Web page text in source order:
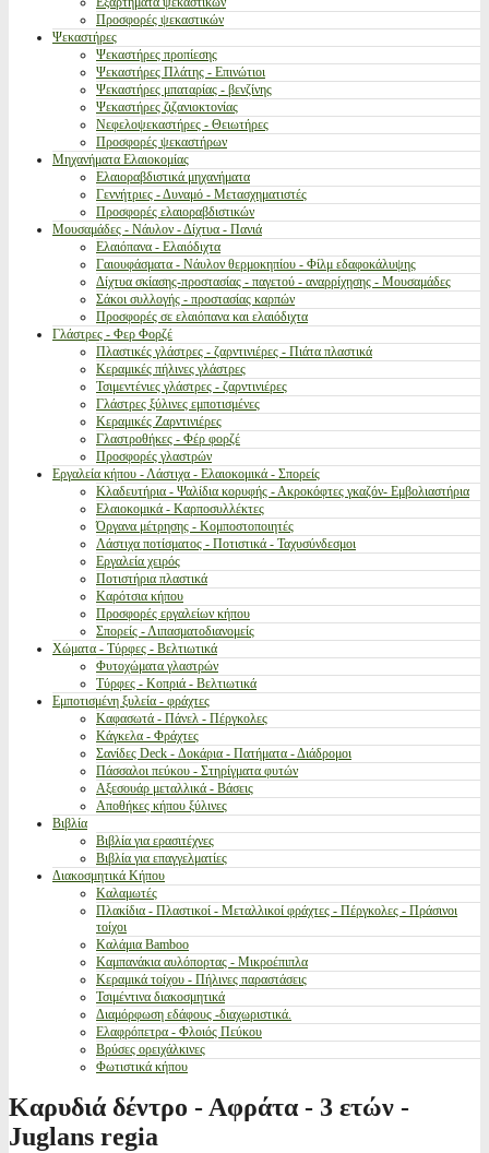
Προσφορές ψεκαστικών
Ψεκαστήρες
Ψεκαστήρες προπίεσης
Ψεκαστήρες Πλάτης - Επινώτιοι
Ψεκαστήρες μπαταρίας - βενζίνης
Ψεκαστήρες ζιζανιοκτονίας
Νεφελοψεκαστήρες - Θειωτήρες
Προσφορές ψεκαστήρων
Μηχανήματα Ελαιοκομίας
Ελαιοραβδιστικά μηχανήματα
Γεννήτριες - Δυναμό - Μετασχηματιστές
Προσφορές ελαιοραβδιστικών
Μουσαμάδες - Νάυλον - Δίχτυα - Πανιά
Ελαιόπανα - Ελαιόδιχτα
Γαιουφάσματα - Νάυλον θερμοκηπίου - Φίλμ εδαφοκάλυψης
Δίχτυα σκίασης-προστασίας - παγετού - αναρρίχησης - Μουσαμάδες
Σάκοι συλλογής - προστασίας καρπών
Προσφορές σε ελαιόπανα και ελαιόδιχτα
Γλάστρες - Φερ Φορζέ
Πλαστικές γλάστρες - ζαρντινιέρες - Πιάτα πλαστικά
Κεραμικές πήλινες γλάστρες
Τσιμεντένιες γλάστρες - ζαρντινιέρες
Γλάστρες ξύλινες εμποτισμένες
Κεραμικές Ζαρντινιέρες
Γλαστροθήκες - Φέρ φορζέ
Προσφορές γλαστρών
Εργαλεία κήπου - Λάστιχα - Ελαιοκομικά - Σπορείς
Κλαδευτήρια - Ψαλίδια κορυφής - Ακροκόφτες γκαζόν- Εμβολιαστήρια
Ελαιοκομικά - Καρποσυλλέκτες
Όργανα μέτρησης - Κομποστοποιητές
Λάστιχα ποτίσματος - Ποτιστικά - Ταχυσύνδεσμοι
Εργαλεία χειρός
Ποτιστήρια πλαστικά
Καρότσια κήπου
Προσφορές εργαλείων κήπου
Σπορείς - Λιπασματοδιανομείς
Χώματα - Τύρφες - Βελτιωτικά
Φυτοχώματα γλαστρών
Τύρφες - Κοπριά - Βελτιωτικά
Εμποτισμένη ξυλεία - φράχτες
Καφασωτά - Πάνελ - Πέργκολες
Κάγκελα - Φράχτες
Σανίδες Deck - Δοκάρια - Πατήματα - Διάδρομοι
Πάσσαλοι πεύκου - Στηρίγματα φυτών
Αξεσουάρ μεταλλικά - Βάσεις
Αποθήκες κήπου ξύλινες
Βιβλία
Βιβλία για ερασιτέχνες
Βιβλία για επαγγελματίες
Διακοσμητικά Κήπου
Καλαμωτές
Πλακίδια - Πλαστικοί - Μεταλλικοί φράχτες - Πέργκολες - Πράσινοι
τοίχοι
Καλάμια Bamboo
Καμπανάκια αυλόπορτας - Μικροέπιπλα
Κεραμικά τοίχου - Πήλινες παραστάσεις
Τσιμέντινα διακοσμητικά
Διαμόρφωση εδάφους -διαχωριστικά.
Ελαφρόπετρα - Φλοιός Πεύκου
Βρύσες ορειχάλκινες
Φωτιστικά κήπου
Καρυδιά δέντρο - Αφράτα - 3 ετών -
Juglans regia